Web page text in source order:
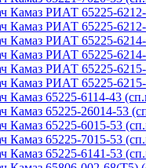
Камаз РИАТ 65225-
Камаз РИАТ 65225-
Камаз РИАТ 65225-
Камаз РИАТ 65225-
Камаз РИАТ 65225-
Камаз РИАТ 65225-
Камаз 65225-6114-43
Камаз 65225-26014-53
Камаз 65225-6015-53
Камаз 65225-7015-53
Камаз 65225-6141-53